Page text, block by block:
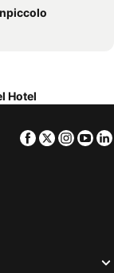
Hotel
Facebook
Twitter